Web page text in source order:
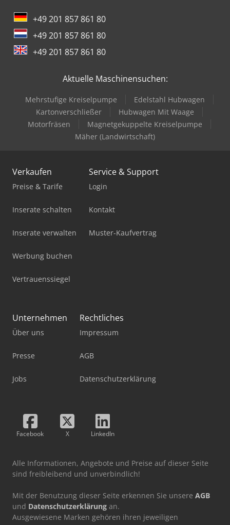
+49 201 857 861 80
+49 201 857 861 80
+49 201 857 861 80
Aktuelle Maschinensuchen:
Mehrstufige Kreiselpumpe
Edelstahl Hubwagen
Kartonverschließer
Hubwagen Mit Waage
Motorfräsen
Magnetgekuppelte Kreiselpumpe
Mäher (Landwirtschaft)
Verkaufen
Preise & Tarife
Inserate schalten
Inserate verwalten
Werbung buchen
Vertrauenssiegel
Service & Support
Login
Kontakt
Muster-Kaufvertrag
Unternehmen
Über uns
Presse
Jobs
Rechtliches
Impressum
AGB
Datenschutzerklärung
Facebook X LinkedIn
Alle Informationen, Angebote und Preise auf dieser Seite
sind freibleibend und unverbindlich!
Mit der Benutzung dieser Seite erkennen Sie unsere AGB
und Datenschutzerklärung an.
Ausgewiesene Marken gehören ihren jeweiligen